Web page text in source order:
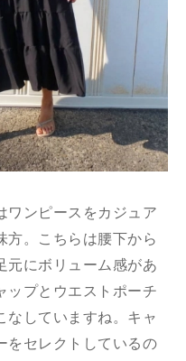
ワンピースをカジュア
方。こちらは腰下から
元にボリューム感があ
ップとウエストポーチ
なしていますね。キャ
をセレクトしているの